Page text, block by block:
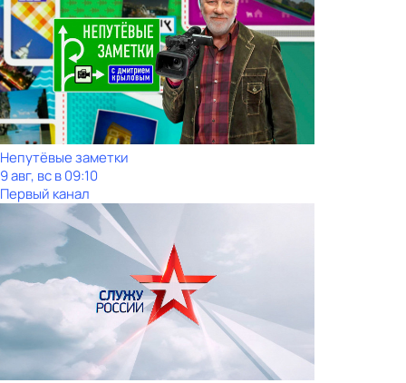
Непутёвые заметки
9 авг, вс в 09:10
Первый канал